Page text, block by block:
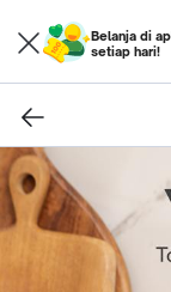
Belanja di
setiap hari!